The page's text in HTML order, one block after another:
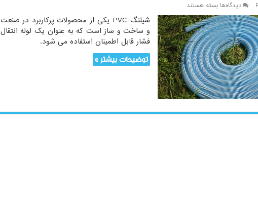
دیدگاه‌هابرای
فروش
انواع
شیلنگ
PVC
بسته هستند
شیلنگ PVC یکی از محصولات پرکاربرد در صنعت
و ساخت و ساز است که به عنوان یک لوله انتقال
فشار قابل اطمینان استفاده می شود.
توضیحات بیشتر »